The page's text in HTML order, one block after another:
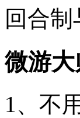
回合
微游
1、不